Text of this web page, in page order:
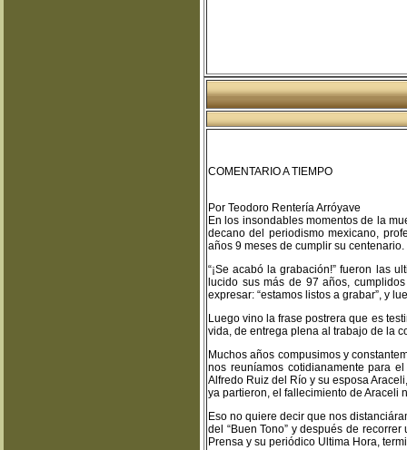
COMENTARIO A TIEMPO
Por Teodoro Rentería Arróyave
En los insondables momentos de la
decano del periodismo mexicano,
años 9 meses de cumplir su centenario.
“¡Se acabó la grabación!” fueron las
lucido sus más de 97 años,
expresar: “estamos listos a grabar”, y
Luego vino la frase postrera que es
vida, de entrega plena al trabajo de la
Muchos años compusimos y
nos reuníamos cotidianamente para
Alfredo Ruiz del Río y su esposa
ya partieron, el fallecimiento de Araceli
Eso no quiere decir que nos
del “Buen Tono” y después de
Prensa y su periódico Ultima Hora,